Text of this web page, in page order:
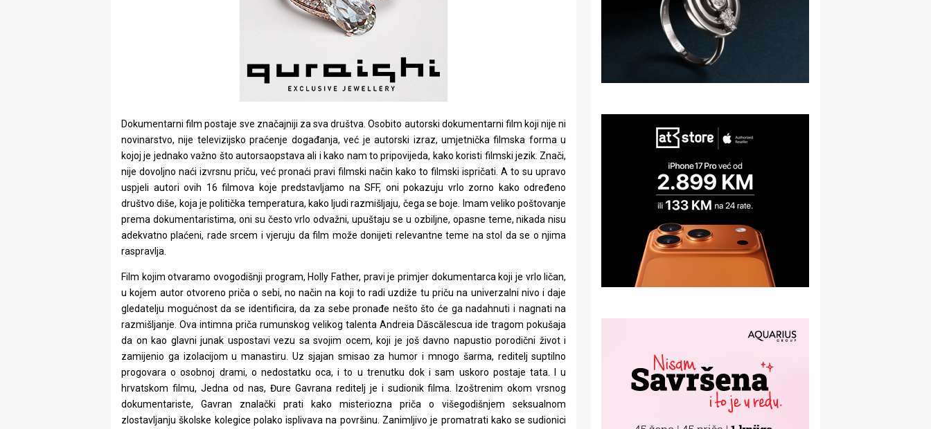
Dokumentarni film postaje sve značajniji za sva društva. Osobito autorski dokumentarni film koji nije ni
novinarstvo, nije televizijsko praćenje događanja, već je autorski izraz, umjetnička filmska forma u
kojoj je jednako važno što autorsaopstava ali i kako nam to pripovijeda, kako koristi filmski jezik. Znači,
nije dovoljno naći izvrsnu priču, već pronaći pravi filmski način kako to filmski ispričati. A to su upravo
uspjeli autori ovih 16 filmova koje predstavljamo na SFF, oni pokazuju vrlo zorno kako određeno
društvo diše, koja je politička temperatura, kako ljudi razmišljaju, čega se boje. Imam veliko poštovanje
prema dokumentaristima, oni su često vrlo odvažni, upuštaju se u ozbiljne, opasne teme, nikada nisu
adekvatno plaćeni, rade srcem i vjeruju da film može donijeti relevantne teme na stol da se o njima
raspravlja.
Film kojim otvaramo ovogodišnji program, Holly Father, pravi je primjer dokumentarca koji je vrlo ličan,
u kojem autor otvoreno priča o sebi, no način na koji to radi uzdiže tu priču na univerzalni nivo i daje
gledatelju mogućnost da se identificira, da za sebe pronađe nešto što će ga nadahnuti i nagnati na
razmišljanje. Ova intimna priča rumunskog velikog talenta Andreia Dăscălescua ide tragom pokušaja
da on kao glavni junak uspostavi vezu sa svojim ocem, koji je još davno napustio porodični život i
zamijenio ga izolacijom u manastiru. Uz sjajan smisao za humor i mnogo šarma, reditelj suptilno
progovara o osobnoj drami, o nedostatku oca, i to u trenutku dok i sam uskoro postaje tata. I u
hrvatskom filmu, Jedna od nas, Đure Gavrana reditelj je i sudionik filma. Izoštrenim okom vrsnog
dokumentariste, Gavran znalački prati kako misteriozna priča o višegodišnjem seksualnom
zlostavljanju školske kolegice polako isplivava na površinu. Zanimljivo je promatrati kako se sudionici